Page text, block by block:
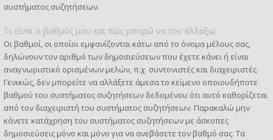
συστήματος συζητήσεων.
Τι είναι ο βαθμός μου και πώς μπορώ να τον αλλάξω;
Οι βαθμοί, οι οποίοι εμφανίζονται κάτω από το όνομα μέλους σας,
δηλώνουν τον αριθμό των δημοσιεύσεων που έχετε κάνει ή είναι
αναγνωριστικό ορισμένων μελών, π.χ. συντονιστές και διαχειριστές.
Γενικώς, δεν μπορείτε να αλλάξετε άμεσα το κείμενο οποιουδήποτε
βαθμού του συστήματος συζητήσεων δεδομένου ότι αυτό καθορίζεται
από τον διαχειριστή του συστήματος συζητήσεων. Παρακαλώ μην
κάνετε κατάχρηση του συστήματος συζητήσεων με άσκοπες
δημοσιεύσεις μόνο και μόνο για να ανεβάσετε τον βαθμό σας. Τα